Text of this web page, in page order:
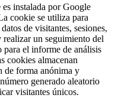
es instalada por Google
cookie se utiliza para
de visitantes, sesiones,
realizar un seguimiento del
para el informe de análisis
cookies almacenan
de forma anónima y
generado aleatorio
visitantes únicos.